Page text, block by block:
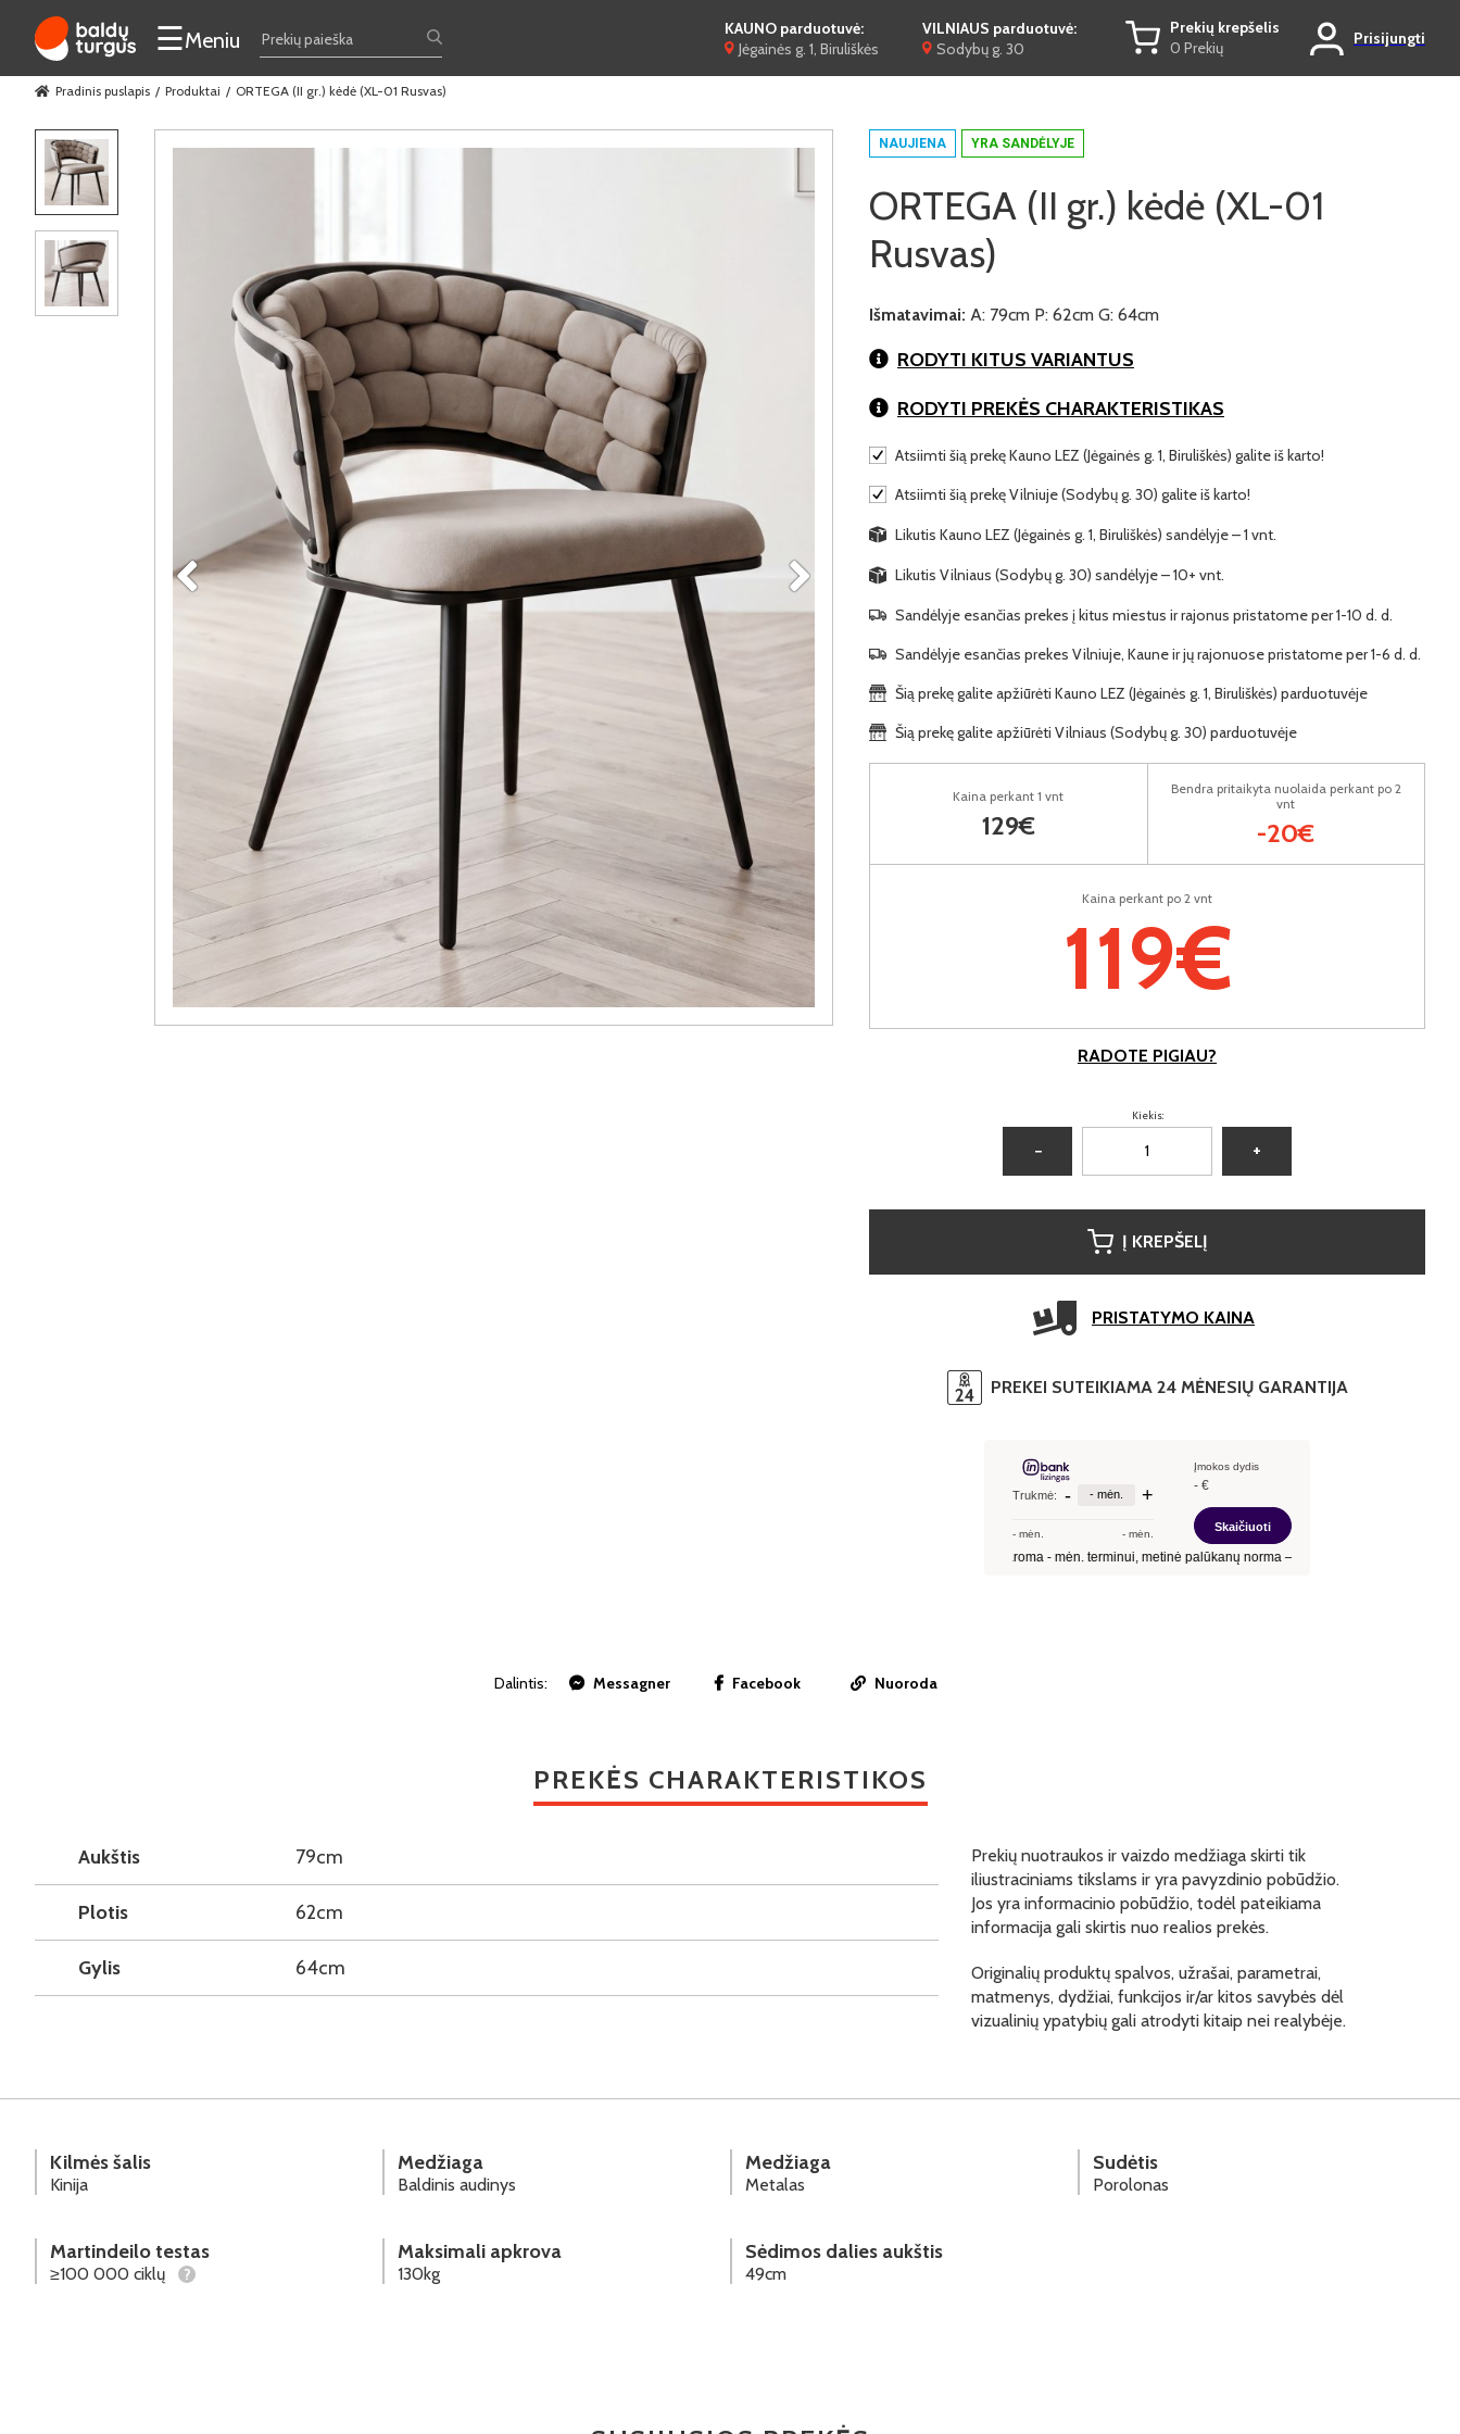
☰Meniu
KAUNO parduotuvė:
Jėgainės g. 1, Biruliškės
VILNIAUS parduotuvė:
Sodybų g. 30
Prekių krepšelis
0 Prekių
Prisijungti
Pradinis puslapis Produktai ORTEGA (II gr.) kėdė (XL-01 Rusvas)
NAUJIENA YRA SANDĖLYJE
ORTEGA (II gr.) kėdė (XL-01
Rusvas)
Išmatavimai: A: 79cm P: 62cm G: 64cm
RODYTI KITUS VARIANTUS
RODYTI PREKĖS CHARAKTERISTIKAS
Atsiimti šią prekę Kauno LEZ (Jėgainės g. 1, Biruliškės) galite iš karto!
Atsiimti šią prekę Vilniuje (Sodybų g. 30) galite iš karto!
Likutis Kauno LEZ (Jėgainės g. 1, Biruliškės) sandėlyje – 1 vnt.
Likutis Vilniaus (Sodybų g. 30) sandėlyje – 10+ vnt.
Sandėlyje esančias prekes į kitus miestus ir rajonus pristatome per 1-10 d. d.
Sandėlyje esančias prekes Vilniuje, Kaune ir jų rajonuose pristatome per 1-6 d. d.
Šią prekę galite apžiūrėti Kauno LEZ (Jėgainės g. 1, Biruliškės) parduotuvėje
Šią prekę galite apžiūrėti Vilniaus (Sodybų g. 30) parduotuvėje
Kaina perkant po 2 vnt
119€
Kaina perkant 1 vnt
129€
Bendra pritaikyta nuolaida perkant po 2
vnt
-20€
RADOTE PIGIAU?
Kiekis:
− +
Į KREPŠELĮ
PRISTATYMO KAINA
PREKEI SUTEIKIAMA 24 MĖNESIŲ GARANTIJA
Dalintis: Messagner Facebook Nuoroda
PREKĖS CHARAKTERISTIKOS
Aukštis 79cm
Plotis 62cm
Gylis 64cm
Prekių nuotraukos ir vaizdo medžiaga skirti tik
iliustraciniams tikslams ir yra pavyzdinio pobūdžio.
Jos yra informacinio pobūdžio, todėl pateikiama
informacija gali skirtis nuo realios prekės.
Originalių produktų spalvos, užrašai, parametrai,
matmenys, dydžiai, funkcijos ir/ar kitos savybės dėl
vizualinių ypatybių gali atrodyti kitaip nei realybėje.
Kilmės šalis
Kinija
Medžiaga
Baldinis audinys
Medžiaga
Metalas
Sudėtis
Porolonas
Martindeilo testas
≥100 000 ciklų ?
Maksimali apkrova
130kg
Sėdimos dalies aukštis
49cm